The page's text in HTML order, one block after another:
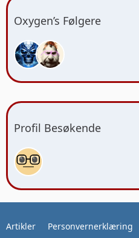
Oxygen’s Følgere
Profil Besøkende
Artikler Personvernerklæring